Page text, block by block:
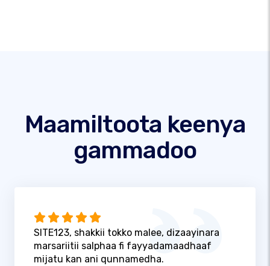
Maamiltoota keenya
gammadoo
SITE123, shakkii tokko malee, dizaayinara
marsariitii salphaa fi fayyadamaadhaaf
mijatu kan ani qunnamedha.